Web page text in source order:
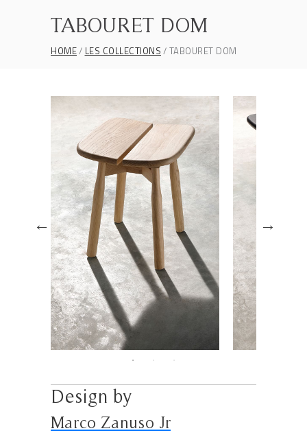
TABOURET DOM
HOME LES COLLECTIONS TABOURET DOM
Design by
Marco Zanuso Jr